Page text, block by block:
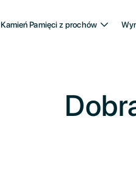
Kamień Pamięci z prochów